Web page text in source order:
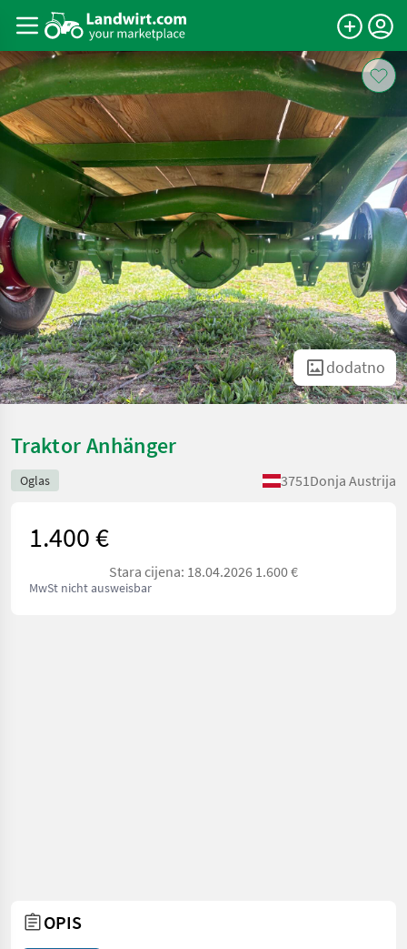
dodatno
Traktor Anhänger
Oglas 3751Donja Austrija
1.400 €
Stara cijena: 18.04.2026 1.600 €
MwSt nicht ausweisbar
OPIS